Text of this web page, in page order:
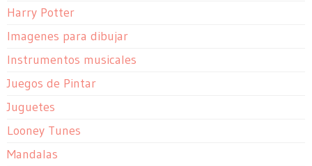
Harry Potter
Imagenes para dibujar
Instrumentos musicales
Juegos de Pintar
Juguetes
Looney Tunes
Mandalas